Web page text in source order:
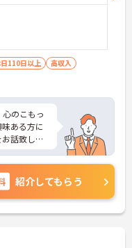
110日以上
高収入
のこもっ
ある方に
話致しま
紹介してもらう